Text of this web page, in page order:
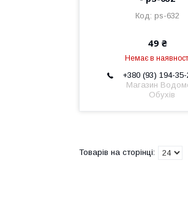
ps-632
49 ₴
Немає в
+380 (93) 194-35-
Магазин
Обухів